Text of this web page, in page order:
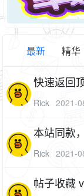
最新 精华
快速返回
Rick 2021-
本站同款
文章
Rick 2021-
帖子收藏